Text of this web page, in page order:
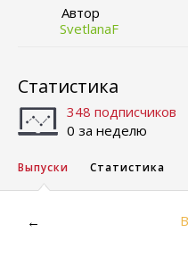
Автор
SvetlanaF
Статистика
348 подписчиков
0 за неделю
Выпуски Статистика
←